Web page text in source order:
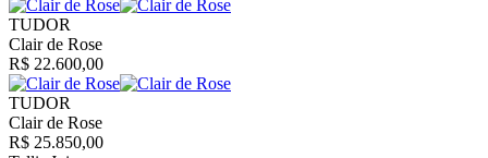
TUDOR
Clair de Rose
R$ 22.600,00
TUDOR
Clair de Rose
R$ 25.850,00